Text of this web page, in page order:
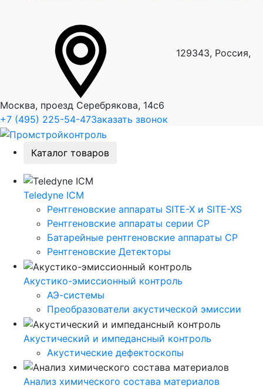
129343, Россия,
Москва, проезд Серебрякова, 14с6
+7 (495) 225-54-47Заказать звонок
Каталог товаров
Teledyne ICM
Рентгеновские аппараты SITE-X и SITE-XS
Рентгеновские аппараты серии CP
Батарейные рентгеновские аппараты CP
Рентгеновские Детекторы
Акустико-эмисcионный контроль
АЭ-системы
Преобразователи акустической эмиссии
Акустический и импедансный контроль
Акустические дефектоскопы
Анализ химического состава материалов